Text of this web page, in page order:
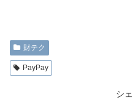
財テク
PayPay
シ